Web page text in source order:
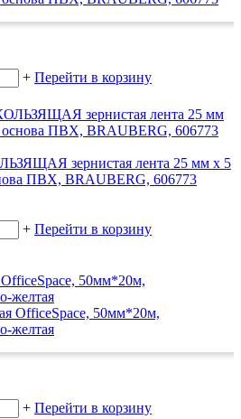
+ Перейти в корзину
зернистая лента 25 мм х 5
ПВХ, BRAUBERG, 606773
+ Перейти в корзину
OfficeSpace, 50мм*20м,
желтая
+ Перейти в корзину